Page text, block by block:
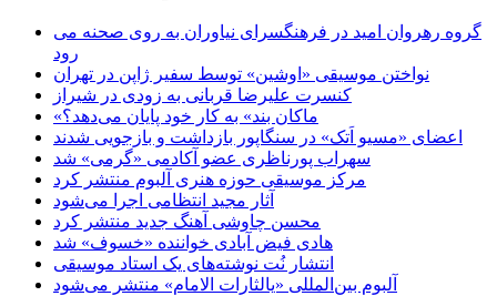
گروه رهروان امید در فرهنگسرای نیاوران به روی صحنه می
رود
نواختن موسیقی «اوشین» توسط سفیر ژاپن در تهران
کنسرت علیرضا قربانی به زودی در شیراز
«ماکان بند» به کار خود پایان می‌دهد؟
اعضای «مسیو اَتک» در سنگاپور بازداشت و بازجویی شدند
سهراب پورناظری عضو آکادمی «گرمی» شد
مرکز موسیقی حوزه هنری آلبوم منتشر کرد
آثار مجید انتظامی اجرا می‌شود
محسن چاوشی آهنگ جدید منتشر کرد
هادی فیض آبادی خواننده «خسوف» شد
انتشار نُت نوشته‌های یک استاد موسیقی
آلبوم بین‌المللی «یالثارات الامام» منتشر می‌شود